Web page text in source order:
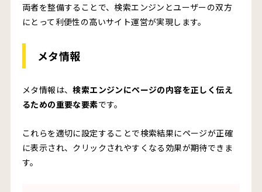
両者を整備することで、検索エンジンとユーザーの双方
にとって利便性の高いサイト運営が実現します。
メタ情報
メタ情報は、検索エンジンにページの内容を正しく伝え
るための重要な要素です。
これらを適切に設定することで検索結果にページが正確
に表示され、クリックされやすくなる効果が期待できま
す。